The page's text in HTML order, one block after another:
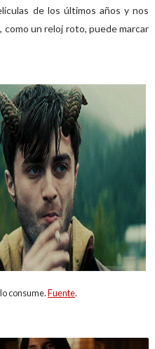
de los últimos años y nos
como un reloj roto, puede marcar
consume.Fuente.